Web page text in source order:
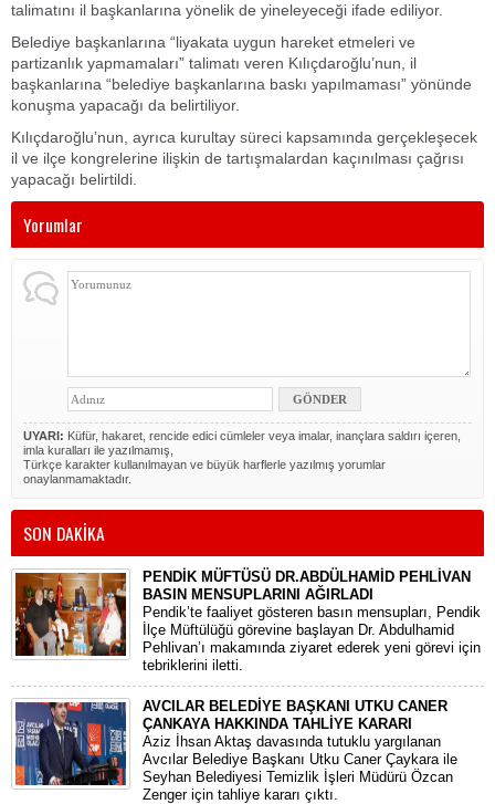
talimatını il başkanlarına yönelik de yineleyeceği ifade ediliyor.
Belediye başkanlarına “liyakata uygun hareket etmeleri ve
partizanlık yapmamaları” talimatı veren Kılıçdaroğlu’nun, il
başkanlarına “belediye başkanlarına baskı yapılmaması” yönünde
konuşma yapacağı da belirtiliyor.
Kılıçdaroğlu’nun, ayrıca kurultay süreci kapsamında gerçekleşecek
il ve ilçe kongrelerine ilişkin de tartışmalardan kaçınılması çağrısı
yapacağı belirtildi.
Yorumlar
UYARI: Küfür, hakaret, rencide edici cümleler veya imalar, inançlara saldırı içeren,
imla kuralları ile yazılmamış,
Türkçe karakter kullanılmayan ve büyük harflerle yazılmış yorumlar
onaylanmamaktadır.
SON DAKİKA
PENDİK MÜFTÜSÜ DR.ABDÜLHAMİD PEHLİVAN
BASIN MENSUPLARINI AĞIRLADI
​Pendik’te faaliyet gösteren basın mensupları, Pendik
İlçe Müftülüğü görevine başlayan Dr. Abdulhamid
Pehlivan’ı makamında ziyaret ederek yeni görevi için
tebriklerini iletti.
AVCILAR BELEDİYE BAŞKANI UTKU CANER
ÇANKAYA HAKKINDA TAHLİYE KARARI
​Aziz İhsan Aktaş davasında tutuklu yargılanan
Avcılar Belediye Başkanı Utku Caner Çaykara ile
Seyhan Belediyesi Temizlik İşleri Müdürü Özcan
Zenger için tahliye kararı çıktı.